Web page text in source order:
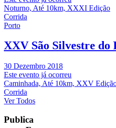
Noturno, Até 10km, XXXI Edição
Corrida
Porto
XXV São Silvestre do
30 Dezembro 2018
Este evento já ocorreu
Caminhada, Até 10km, XXV
Corrida
Ver Todos
Publica